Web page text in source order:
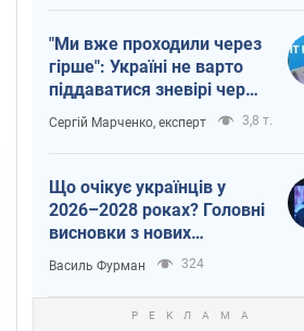
"Ми вже проходили через
гірше": Україні не варто
піддаватися зневірі через
ракетний терор
Сергій Марченко, експерт 3,8 т.
Що очікує українців у
2026–2028 роках? Головні
висновки з нових
прогнозів від НБУ
Василь Фурман 324